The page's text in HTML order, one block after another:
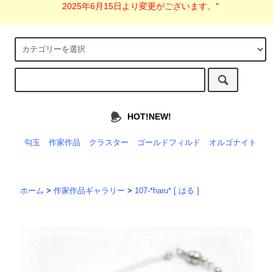
2025年6月15日より変更がございます。"
HOT!NEW!
勾玉 作家作品 クラスター ゴールドフィルド オルゴナイト
ホーム >作家作品ギャラリー > 107-*haru* [ はる ]